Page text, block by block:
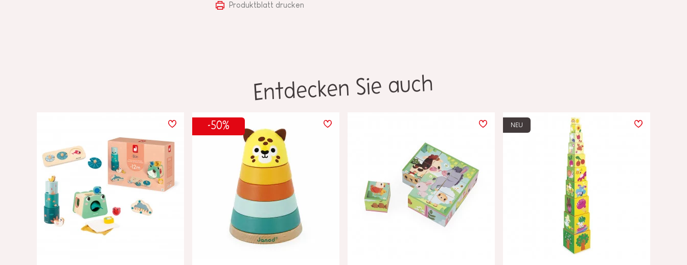
Produktblatt drucken
Entdecken Sie auch
-50% NEU